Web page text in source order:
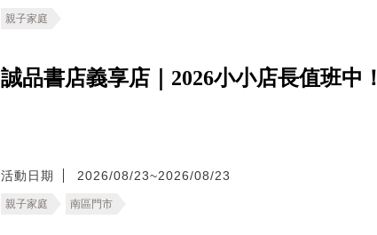
親子家庭
誠品書店義享店｜2026小小店長值班中！
活動日期 2026/08/23~2026/08/23
親子家庭 南區門市